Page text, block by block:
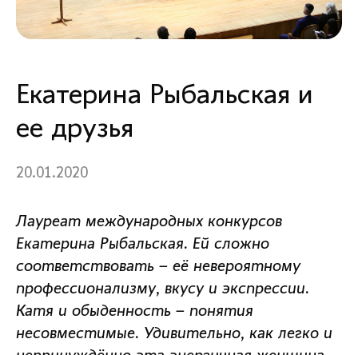
Екатерина Рыбальская и
ее друзья
20.01.2020
Лауреат международных конкурсов
Екатерина Рыбальская. Ей сложно
соответствовать – её невероятному
профессионализму, вкусу и экспрессии.
Катя и обыденность – понятия
несовместимые. Удивительно, как легко и